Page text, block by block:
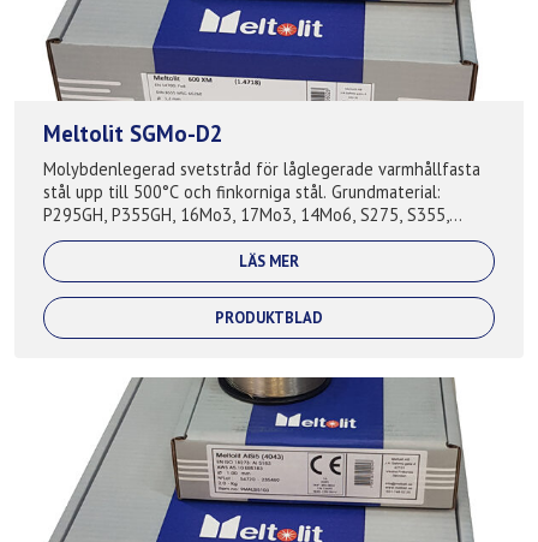
Meltolit SGMo-D2
Molybdenlegerad svetstråd för låglegerade varmhållfasta
stål upp till 500°C och finkorniga stål. Grundmaterial:
P295GH, P355GH, 16Mo3, 17Mo3, 14Mo6, S275, S355,
S420, A210, A285, A335, A516, S27...
LÄS MER
PRODUKTBLAD